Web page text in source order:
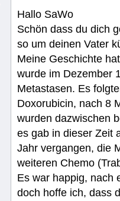
Hallo SaWo
Schön dass du dich
so um deinen Vater
Meine Geschichte
wurde im Dezember
Metastasen. Es
Doxorubicin, nach 8
wurden dazwischen
es gab in dieser Zeit
Jahr vergangen, die
weiteren Chemo
Es war happig, nach
doch hoffe ich, dass